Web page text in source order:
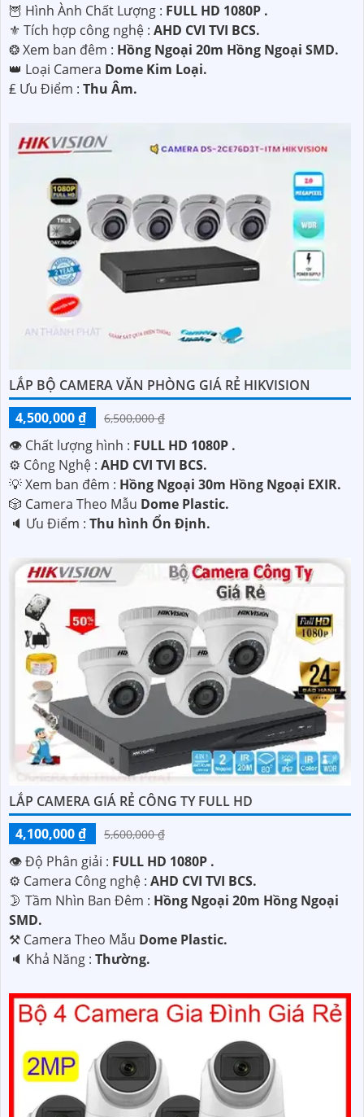
🦉 Hình Ành Chất Lượng : FULL HD 1080P .
⚜️ Tích hợp công nghệ : AHD CVI TVI BCS.
❂ Xem ban đêm : Hồng Ngoại 20m Hồng Ngoại SMD.
👑 Loại Camera Dome Kim Loại.
️₤ Ưu Điểm : Thu Âm.
LẮP BỘ CAMERA VĂN PHÒNG GIÁ RẺ HIKVISION
4,500,000 ₫
6,500,000 ₫
👁 Chất lượng hình : FULL HD 1080P .
⚙ Công Nghệ : AHD CVI TVI BCS.
💡 Xem ban đêm : Hồng Ngoại 30m Hồng Ngoại EXIR.
🎲 Camera Theo Mẫu Dome Plastic.
️🔈 Ưu Điểm : Thu hình Ổn Định.
LẮP CAMERA GIÁ RẺ CÔNG TY FULL HD
4,100,000 ₫
5,600,000 ₫
👁 Độ Phân giải : FULL HD 1080P .
⚙ Camera Công nghệ : AHD CVI TVI BCS.
🌛 Tầm Nhìn Ban Đêm : Hồng Ngoại 20m Hồng Ngoại
SMD.
⚒ Camera Theo Mẫu Dome Plastic.
️🔈 Khả Năng : Thường.